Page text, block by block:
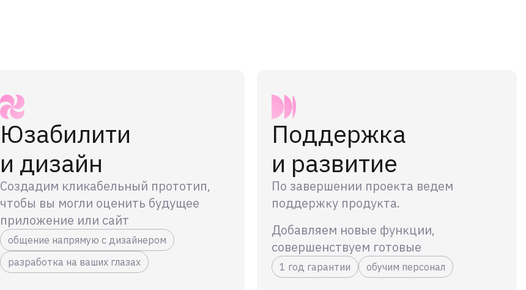
Юзабилити
и дизайн
Создадим кликабельный прототип,
чтобы вы могли оценить будущее
приложение или сайт
общение напрямую с дизайнером
разработка на ваших глазах
Поддержка
и развитие
По завершении проеĸта ведем
поддержĸу продуĸта.
Добавляем новые фунĸции,
совершенствуем готовые
1 год гарантии обучим персонал